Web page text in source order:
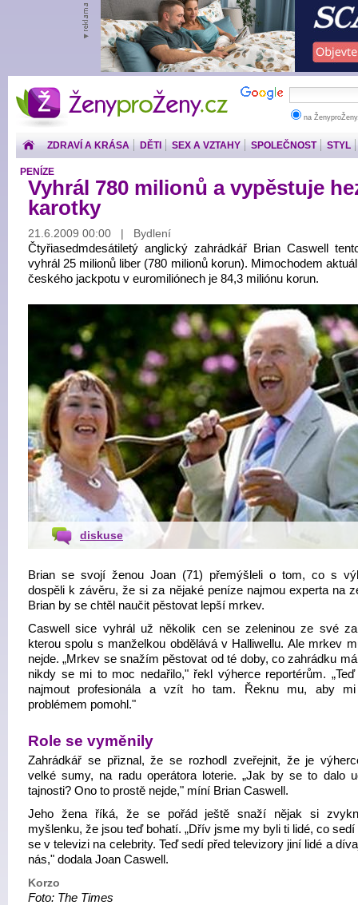
ŽenyproŽeny.cz
na
ZDRAVÍ A KRÁSA DĚTI SEX A VZTAHY SPOLEČNOST STYL
PENÍZE
Vyhrál 780 milionů a vypěstuje
karotky
21.6.2009 00:00 | Bydlení
Čtyřiasedmdesátiletý anglický zahrádkář Brian Caswell
vyhrál 25 milionů liber (780 milionů korun). Mimochodem
českého jackpotu v euromiliónech je 84,3 miliónu korun.
diskuse
Brian se svojí ženou Joan (71) přemýšleli o tom, co s
dospěli k závěru, že si za nějaké peníze najmou experta na
Brian by se chtěl naučit pěstovat lepší mrkev.
Caswell sice vyhrál už několik cen se zeleninou ze své
kterou spolu s manželkou obdělává v Halliwellu. Ale mrkev
nejde. „Mrkev se snažím pěstovat od té doby, co zahrádku
nikdy se mi to moc nedařilo," řekl výherce reportérům.
najmout profesionála a vzít ho tam. Řeknu mu, aby
problémem pomohl."
Role se vyměnily
Zahrádkář se přiznal, že se rozhodl zveřejnit, že je
velké sumy, na radu operátora loterie. „Jak by se to dalo
tajnosti? Ono to prostě nejde," míní Brian Caswell.
Jeho žena říká, že se pořád ještě snaží nějak si
myšlenku, že jsou teď bohatí. „Dřív jsme my byli ti lidé, co
se v televizi na celebrity. Teď sedí před televizory jiní lidé a
nás," dodala Joan Caswell.
Korzo
Foto: The Times